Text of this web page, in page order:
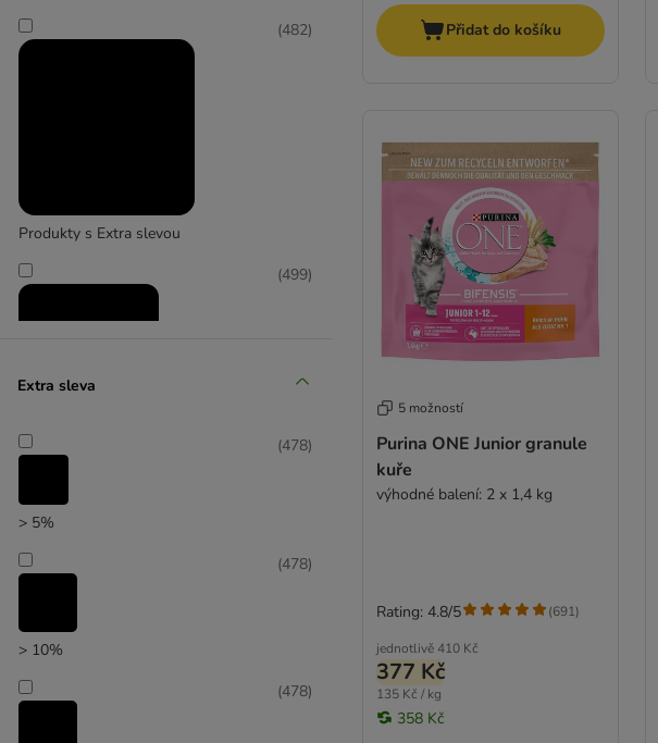
Chappi
Produkty s Extra slevou
(482)
Zlevněné produkty
(499)
zoohit doporučuje
Extra sleva
> 5%
(478)
> 10%
(478)
(478)
Přidat do košíku
5 možností
Purina ONE Junior granule
kuře
výhodné balení: 2 x 1,4 kg
jednotlivě410 Kč
377 Kč
135 Kč / kg
358 Kč
Rating: 4.8/5 (691)